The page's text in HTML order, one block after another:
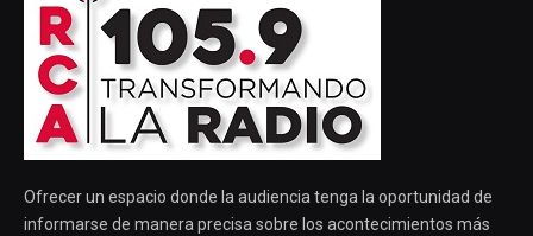
Ofrecer un espacio donde la audiencia tenga la oportunidad de
informarse de manera precisa sobre los acontecimientos más